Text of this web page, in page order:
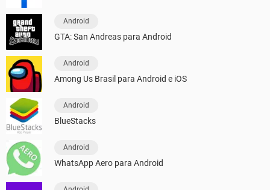
Android
GTA: San Andreas para Android
Android
Among Us Brasil para Android e iOS
Android
BlueStacks
Android
WhatsApp Aero para Android